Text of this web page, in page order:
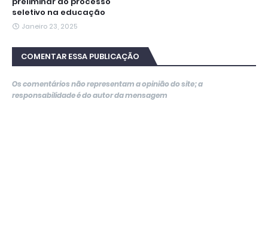
seletivo na educação
Janeiro 23, 2025
COMENTAR ESSA PUBLICAÇÃO
Os comentários não representam a opinião do site; a
responsabilidade é do autor da mensagem